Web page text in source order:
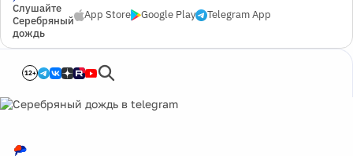
Слушайте
Серебряный
дождь
App Store Google Play Telegram App
12+